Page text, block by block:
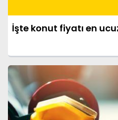
İşte konut fiyatı en